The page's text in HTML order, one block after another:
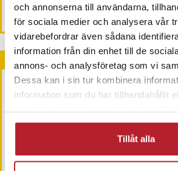
och annonserna till användarna,
för sociala medier och analysera vår
vidarebefordrar även sådana
information från din enhet till de
annons- och analysföretag som vi
Dessa kan i sin tur kombinera
information som du har tillhandahållit
Tillåt alla
Köp
Andra köpte också